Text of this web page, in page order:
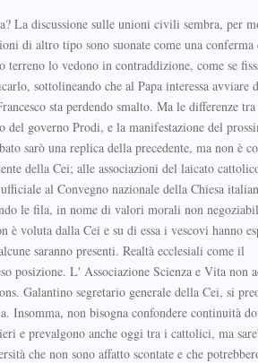
La discussione sulle unioni civili sembra, per
di altro tipo sono suonate come una conferma
lo vedono in contraddizione, come se
sottolineando che al Papa interessa avviare
sta perdendo smalto. Ma le differenze
governo Prodi, e la manifestazione del
sarò una replica della precedente, ma non è
della Cei; alle associazioni del laicato
al Convegno nazionale della Chiesa
le fila, in nome di valori morali non
voluta dalla Cei e su di essa i vescovi hanno
saranno presenti. Realtà ecclesiali come il
posizione. L' Associazione Scienza e Vita non
Galantino segretario generale della Cei, si
Insomma, non bisogna confondere continuità
e prevalgono anche oggi tra i cattolici, ma
che non sono affatto scontate e che